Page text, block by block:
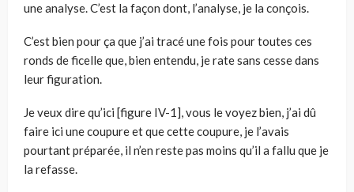
une analyse. C’est la façon dont, l’analyse, je la conçois.
C’est bien pour ça que j’ai tracé une fois pour toutes ces
ronds de ficel­le que, bien entendu, je rate sans cesse dans
leur figuration.
Je veux dire qu’ici [figure IV-1], vous le voyez bien, j’ai dû
faire ici une coupure et que cette coupure, je l’avais
pourtant préparée, il n’en reste pas moins qu’il a fallu que je
la refasse.